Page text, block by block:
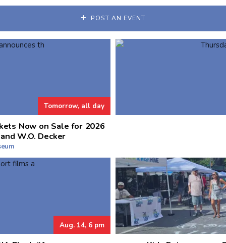
POST AN EVENT
Tomorrow, all day
Now on Sale for 2026
W.O. Decker
Aug. 14, 6 pm